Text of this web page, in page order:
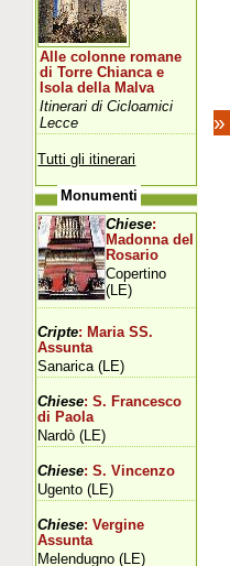
»
Alle colonne romane
di Torre Chianca e
Isola della Malva
Itinerari di Cicloamici
Lecce
Tutti gli itinerari
Monumenti
Chiese:
Madonna del
Rosario
Copertino
(LE)
Cripte: Maria SS.
Assunta
Sanarica (LE)
Chiese: S. Francesco
di Paola
Nardò (LE)
Chiese: S. Vincenzo
Ugento (LE)
Chiese: Vergine
Assunta
Melendugno (LE)